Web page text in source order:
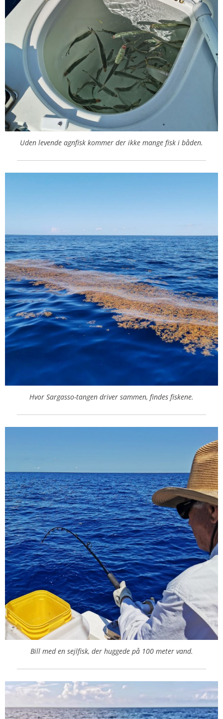
Uden levende agnfisk kommer der ikke mange fisk i båden.
Hvor Sargasso-tangen driver sammen, findes fiskene.
Bill med en sejlfisk, der huggede på 100 meter vand.